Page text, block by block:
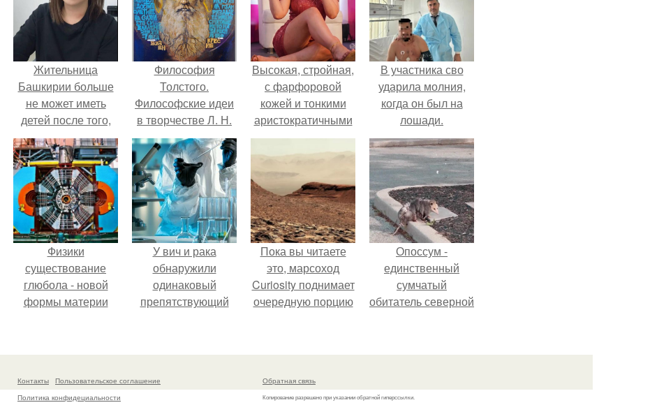
Жительница
Башкирии больше
не может иметь
детей после того,
как медики сделали
ей аборт на шестом
месяце
беременности и
оставили в матке
плаценту.
Философия
Толстого.
Философские идеи
в творчестве Л. Н.
Толстого.
Высокая, стройная,
с фарфоровой
кожей и тонкими
аристократичными
чертами, эль
выглядит так, будто
сошла с полотна
художника.
В участника сво
ударила молния,
когда он был на
лошади.
Физики
существование
глюбола - новой
формы материи
У вич и рака
обнаружили
одинаковый
препятствующий
Пока вы читаете
это, марсоход
Curiosity поднимает
очередную порцию
Опоссум -
единственный
сумчатый
обитатель северной
Контакты
Пользовательское соглашение
Политика конфидециальности
Обратная связь
Копирование разрешено при указании обратной гиперссылки.